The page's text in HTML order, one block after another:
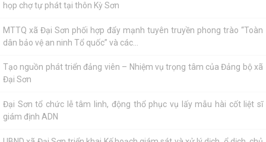
dân bảo vệ an ninh Tổ quốc” và các...
Tạo nguồn phát triển đảng viên – Nhiệm vụ trọng tâm của Đảng bộ xã
Đại Sơn
Đại Sơn tổ chức lễ tâm linh, động thổ phục vụ lấy mẫu hài cốt liệt sĩ
giám định ADN
UBND xã Đại Sơn triển khai Kế hoạch giám sát và xử lý dịch, ổ dịch, chủ
động bảo vệ sức khỏe Nhân...